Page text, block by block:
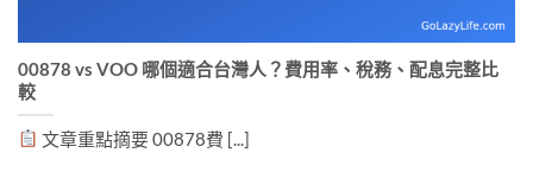
00878 vs VOO 哪個適合台灣人？費用率、稅務、配息完整比
較
文章重點摘要 00878費 [...]